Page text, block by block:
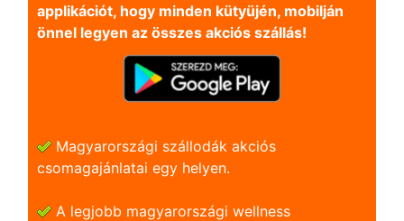
applikációt, hogy minden kütyüjén, mobilján
önnel legyen az összes akciós szállás!
Magyarországi szállodák akciós
csomagajánlatai egy helyen.
A legjobb magyarországi wellness